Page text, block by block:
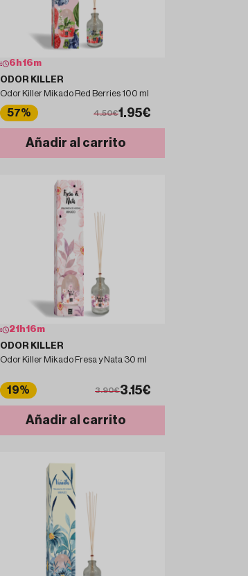
6 h16m
ODOR KILLER
Odor Killer Mikado Red Berries 100 ml
57% 4.50€1.95€
Añadir al carrito
21 h16m
ODOR KILLER
Odor Killer Mikado Fresa y Nata 30 ml
19% 3.90€3.15€
Añadir al carrito